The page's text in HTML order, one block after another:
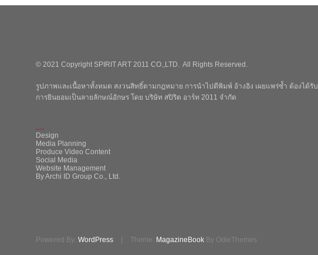
© 2021 Copyright SPIRIT ART 2011 CO.,LTD. All Rights Reserved.
รูปภาพและเนื้อหาทั้งหมด สงวนสิทธิ์ตามกฎหมาย การนำไปตีพิมพ์ อ้างอิง เผยแพร่ซ้ำ ต้องได้รับ
การยินยอมเป็นลายลักษณ์อักษร โดย บริษัท สปิริต อาร์ท 2011 จำกัด
Design
Media Planning
Produce Video Content
Social Media
Website Management
By Archi ID Group Co., Ltd.
Powered By: WordPress Theme: MagazineBook By OdieThemes